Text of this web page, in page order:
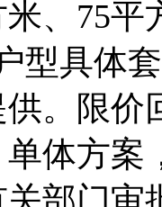
、75平
型具体
供。限
体方案